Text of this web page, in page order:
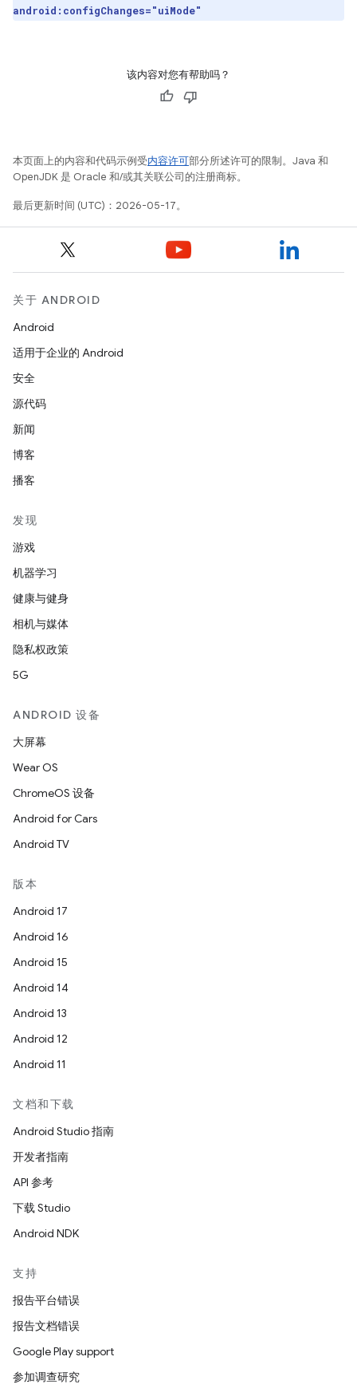
android:configChanges="uiMode"
该内容对您有帮助吗？
本页面上的内容和代码示例受内容许可部分所述许可的限制。Java 和
OpenJDK 是 Oracle 和/或其关联公司的注册商标。
最后更新时间 (UTC)：2026-05-17。
关于 ANDROID
Android
适用于企业的 Android
安全
源代码
新闻
博客
播客
发现
游戏
机器学习
健康与健身
相机与媒体
隐私权政策
5G
ANDROID 设备
大屏幕
Wear OS
ChromeOS 设备
Android for Cars
Android TV
版本
Android 17
Android 16
Android 15
Android 14
Android 13
Android 12
Android 11
文档和下载
Android Studio 指南
开发者指南
API 参考
下载 Studio
Android NDK
支持
报告平台错误
报告文档错误
Google Play support
参加调查研究